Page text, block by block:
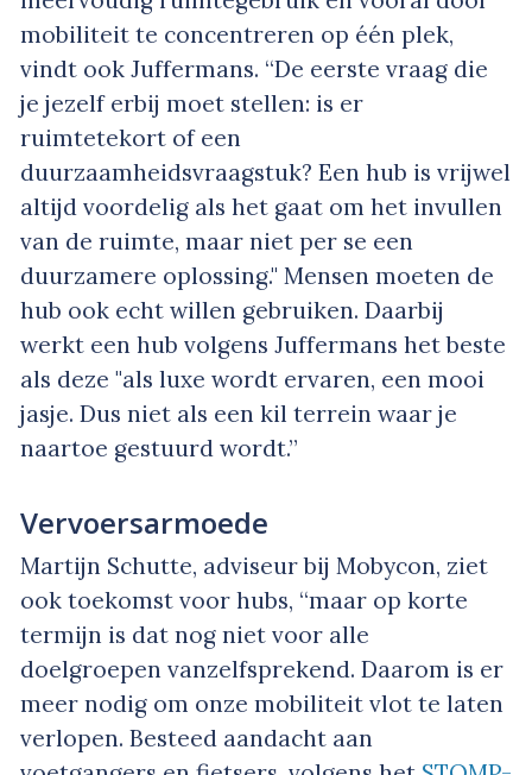
mobiliteit te concentreren op één plek,
vindt ook Juffermans. “De eerste vraag die
je jezelf erbij moet stellen: is er
ruimtetekort of een
duurzaamheidsvraagstuk? Een hub is vrijwel
altijd voordelig als het gaat om het invullen
van de ruimte, maar niet per se een
duurzamere oplossing." Mensen moeten de
hub ook echt willen gebruiken. Daarbij
werkt een hub volgens Juffermans het beste
als deze "als luxe wordt ervaren, een mooi
jasje. Dus niet als een kil terrein waar je
naartoe gestuurd wordt.”
Vervoersarmoede
Martijn Schutte, adviseur bij Mobycon, ziet
ook toekomst voor hubs, “maar op korte
termijn is dat nog niet voor alle
doelgroepen vanzelfsprekend. Daarom is er
meer nodig om onze mobiliteit vlot te laten
verlopen. Besteed aandacht aan